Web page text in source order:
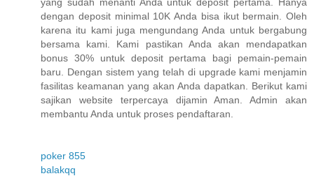
dengan deposit minimal 10K Anda bisa ikut bermain. Oleh
karena itu kami juga mengundang Anda untuk bergabung
bersama kami. Kami pastikan Anda akan mendapatkan
bonus 30% untuk deposit pertama bagi pemain-pemain
baru. Dengan sistem yang telah di upgrade kami menjamin
fasilitas keamanan yang akan Anda dapatkan. Berikut kami
sajikan website terpercaya dijamin Aman. Admin akan
membantu Anda untuk proses pendaftaran.
poker 855
balakqq